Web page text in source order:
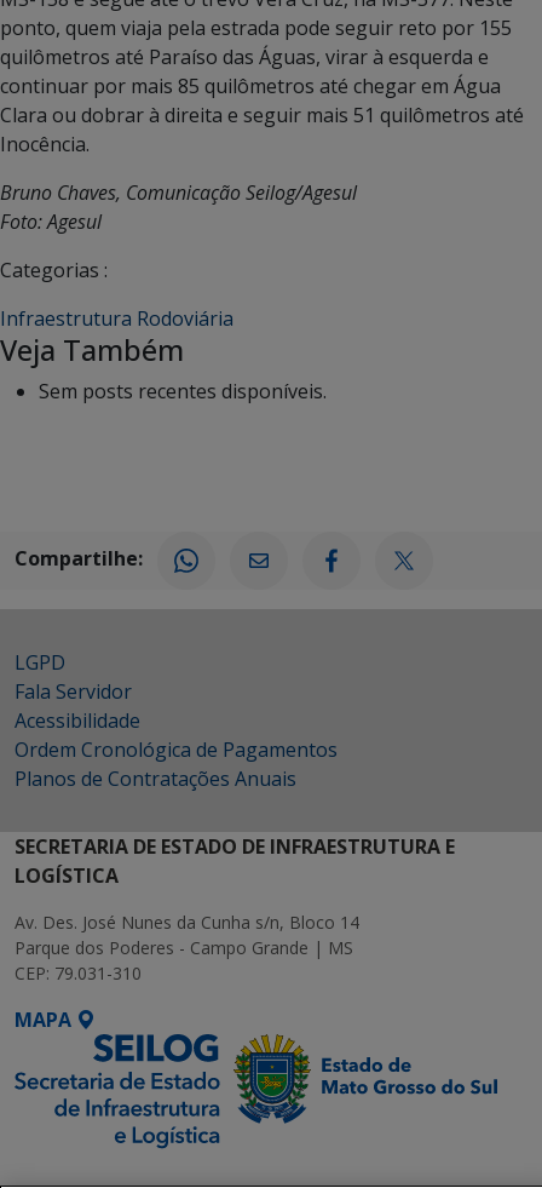
ponto, quem viaja pela estrada pode seguir reto por 155
quilômetros até Paraíso das Águas, virar à esquerda e
continuar por mais 85 quilômetros até chegar em Água
Clara ou dobrar à direita e seguir mais 51 quilômetros até
Inocência.
Bruno Chaves, Comunicação Seilog/Agesul
Foto: Agesul
Categorias :
Infraestrutura Rodoviária
Veja Também
Sem posts recentes disponíveis.
Compartilhe:
LGPD
Fala Servidor
Acessibilidade
Ordem Cronológica de Pagamentos
Planos de Contratações Anuais
SECRETARIA DE ESTADO DE INFRAESTRUTURA E
LOGÍSTICA
Av. Des. José Nunes da Cunha s/n, Bloco 14
Parque dos Poderes - Campo Grande | MS
CEP: 79.031-310
MAPA